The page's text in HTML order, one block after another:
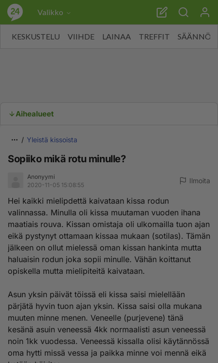
Valikko
KESKUSTELU VIIHDE LAINAA TREFFIT SÄÄNNÖT
Aihealueet
Yleistä kissoista
Sopiiko mikä rotu minulle?
Anonyymi
2020-11-05 15:08:55
Ilmoita
Hei kaikki mielipdettä kaivataan kissa rodun
valinnassa. Minulla oli kissa muutaman vuoden ihana
maatiais rouva. Kissan omistaja oli ulkomailla tuon ajan
eikä pystynyt ottamaan kissaa mukaan (sotilas). Tämän
jälkeen on ollut mielessä oman kissan hankinta mutta
haluaisin rodun joka sopii minulle. Vähän koittanut
opiskella mutta mielipiteitä kaivataan.
Asun yksin päivät töissä eli kissa saisi mielellään
pärjätä hyvin tuon ajan yksin. Kissa saisi olla mukana
muuten minne menen. Veneelle (purjevene) tänä
kesänä asuin veneessä 4kk normaalisti asun veneessä
noin 1kk vuodessa. Veneessä kissalla olisi käytännössä
oma hytti missä vessa ja paikka minne voi mennä eikä